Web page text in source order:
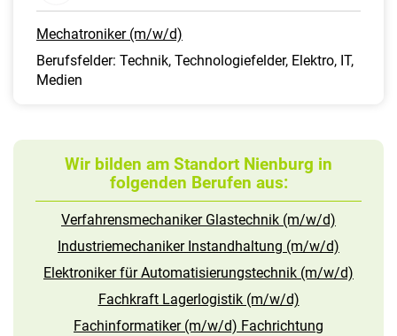
Mechatroniker (m/w/d)
Berufsfelder: Technik, Technologiefelder, Elektro, IT,
Medien
Wir bilden am Standort Nienburg in
folgenden Berufen aus:
Verfahrensmechaniker Glastechnik (m/w/d)
Industriemechaniker Instandhaltung (m/w/d)
Elektroniker für Automatisierungstechnik (m/w/d)
Fachkraft Lagerlogistik (m/w/d)
Fachinformatiker (m/w/d) Fachrichtung